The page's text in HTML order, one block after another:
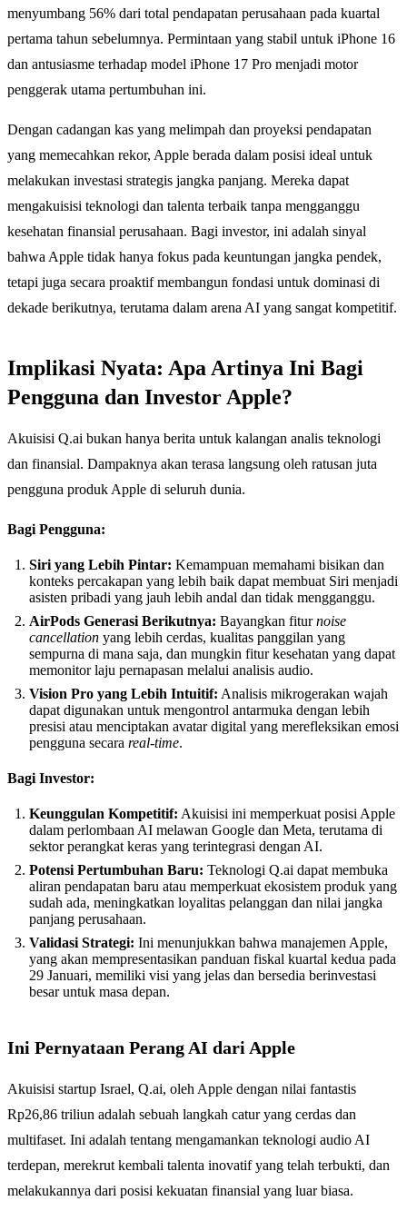
menyumbang 56% dari total pendapatan perusahaan pada kuartal
pertama tahun sebelumnya. Permintaan yang stabil untuk iPhone 16
dan antusiasme terhadap model iPhone 17 Pro menjadi motor
penggerak utama pertumbuhan ini.
Dengan cadangan kas yang melimpah dan proyeksi pendapatan
yang memecahkan rekor, Apple berada dalam posisi ideal untuk
melakukan investasi strategis jangka panjang. Mereka dapat
mengakuisisi teknologi dan talenta terbaik tanpa mengganggu
kesehatan finansial perusahaan. Bagi investor, ini adalah sinyal
bahwa Apple tidak hanya fokus pada keuntungan jangka pendek,
tetapi juga secara proaktif membangun fondasi untuk dominasi di
dekade berikutnya, terutama dalam arena AI yang sangat kompetitif.
Implikasi Nyata: Apa Artinya Ini Bagi
Pengguna dan Investor Apple?
Akuisisi Q.ai bukan hanya berita untuk kalangan analis teknologi
dan finansial. Dampaknya akan terasa langsung oleh ratusan juta
pengguna produk Apple di seluruh dunia.
Bagi Pengguna:
Siri yang Lebih Pintar: Kemampuan memahami bisikan dan
konteks percakapan yang lebih baik dapat membuat Siri menjadi
asisten pribadi yang jauh lebih andal dan tidak mengganggu.
AirPods Generasi Berikutnya: Bayangkan fiturnoise
cancellation yang lebih cerdas, kualitas panggilan yang
sempurna di mana saja, dan mungkin fitur kesehatan yang dapat
memonitor laju pernapasan melalui analisis audio.
Vision Pro yang Lebih Intuitif: Analisis mikrogerakan wajah
dapat digunakan untuk mengontrol antarmuka dengan lebih
presisi atau menciptakan avatar digital yang merefleksikan emosi
pengguna secara real-time.
Bagi Investor:
Keunggulan Kompetitif: Akuisisi ini memperkuat posisi Apple
dalam perlombaan AI melawan Google dan Meta, terutama di
sektor perangkat keras yang terintegrasi dengan AI.
Potensi Pertumbuhan Baru: Teknologi Q.ai dapat membuka
aliran pendapatan baru atau memperkuat ekosistem produk yang
sudah ada, meningkatkan loyalitas pelanggan dan nilai jangka
panjang perusahaan.
Validasi Strategi: Ini menunjukkan bahwa manajemen Apple,
yang akan mempresentasikan panduan fiskal kuartal kedua pada
29 Januari, memiliki visi yang jelas dan bersedia berinvestasi
besar untuk masa depan.
Ini Pernyataan Perang AI dari Apple
Akuisisi startup Israel, Q.ai, oleh Apple dengan nilai fantastis
Rp26,86 triliun adalah sebuah langkah catur yang cerdas dan
multifaset. Ini adalah tentang mengamankan teknologi audio AI
terdepan, merekrut kembali talenta inovatif yang telah terbukti, dan
melakukannya dari posisi kekuatan finansial yang luar biasa.